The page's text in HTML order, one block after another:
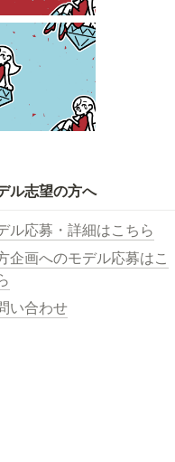
ル志望の方へ
ル応募・詳細はこちら
企画へのモデル応募はこ
い合わせ